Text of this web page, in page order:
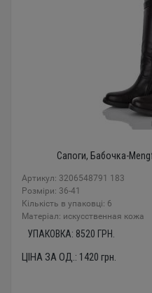
Сапоги, Бабочка-
Артикул: 3206548791 183
Розміри: 36-41
Кількість в упаковці: 6
Mатеріал: искусственная кожа
УПАКОВКА: 8520 ГРН.
ЦІНА ЗА ОД.: 1420 грн.